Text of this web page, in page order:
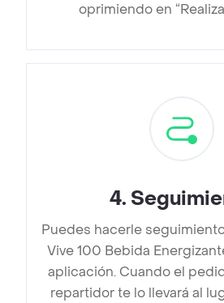
oprimiendo en
4.
Puedes hacerle
Vive 100 Bebida
aplicación. Cuando el
repartidor te lo llevará al